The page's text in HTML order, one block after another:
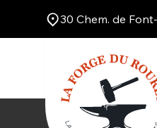
30 Chem. de